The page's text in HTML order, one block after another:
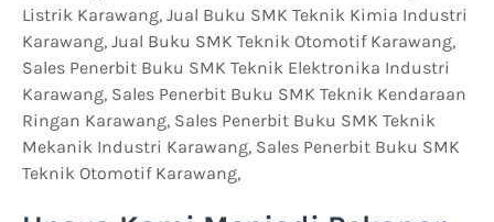
Listrik Karawang, Jual Buku SMK Teknik Kimia Industri
Karawang, Jual Buku SMK Teknik Otomotif Karawang,
Sales Penerbit Buku SMK Teknik Elektronika Industri
Karawang, Sales Penerbit Buku SMK Teknik Kendaraan
Ringan Karawang, Sales Penerbit Buku SMK Teknik
Mekanik Industri Karawang, Sales Penerbit Buku SMK
Teknik Otomotif Karawang,